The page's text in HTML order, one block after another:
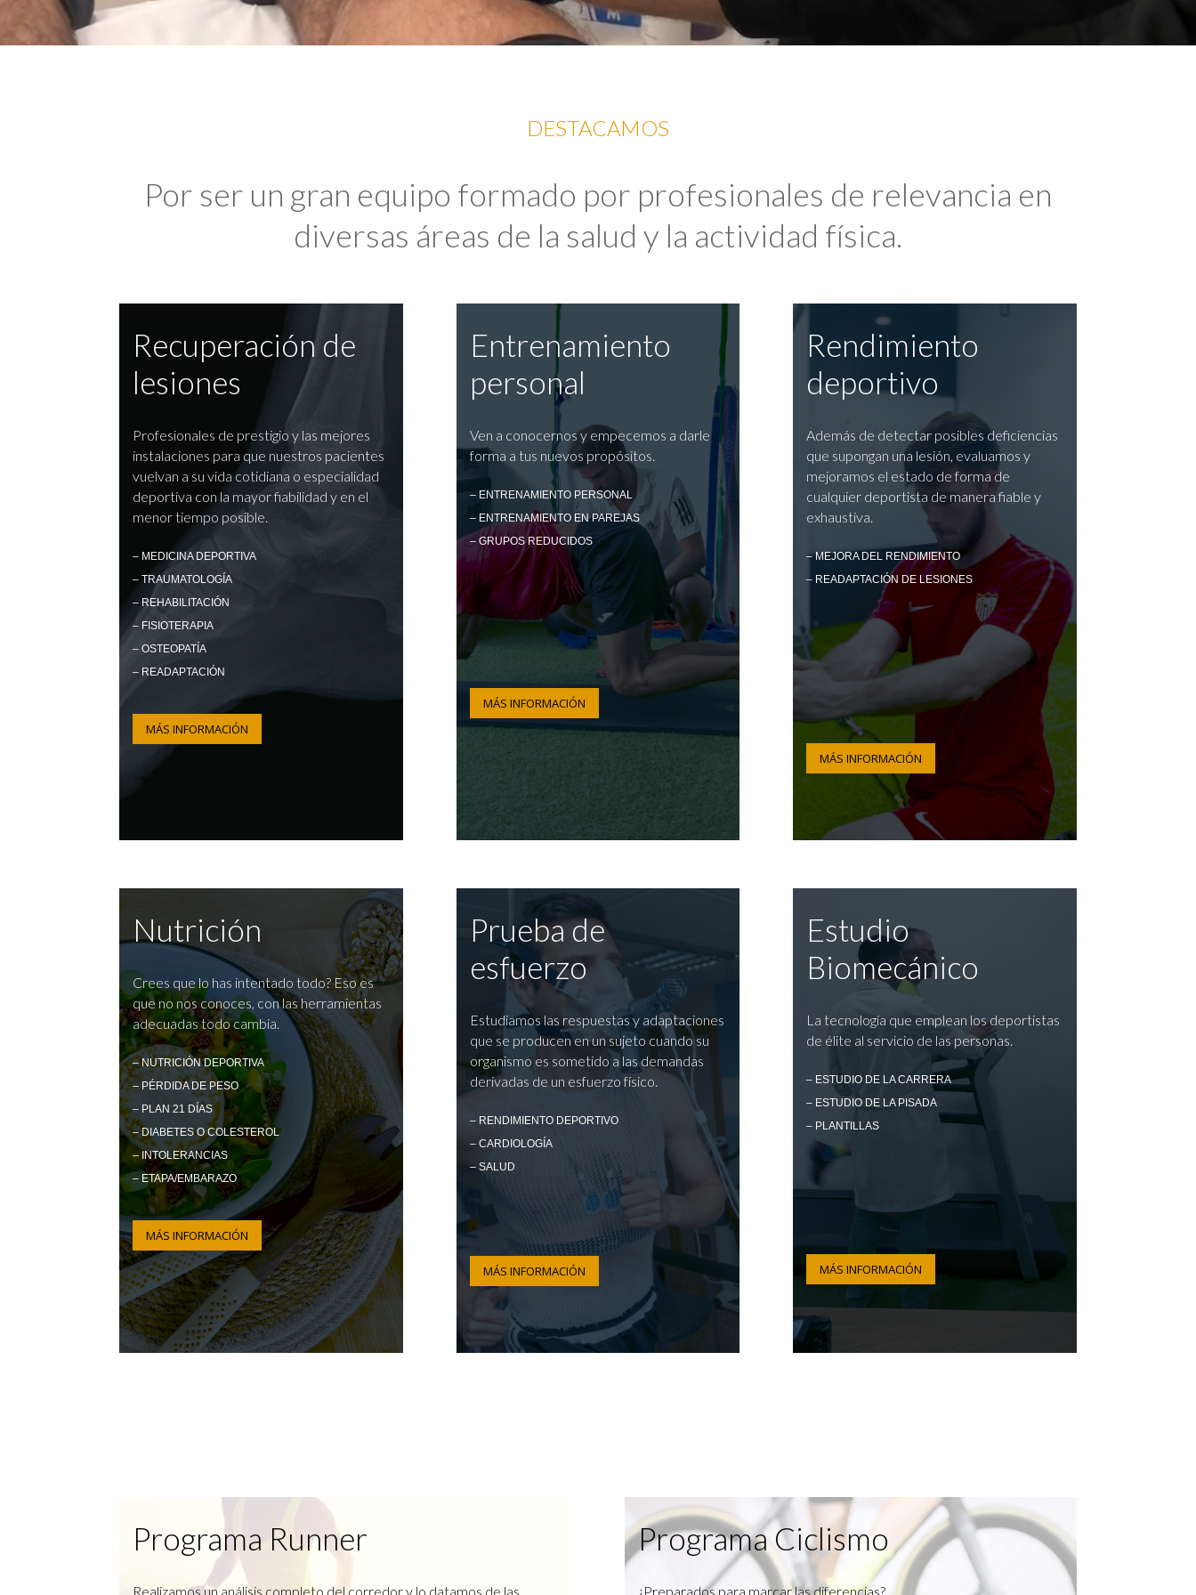
DESTACAMOS
Por ser un gran equipo formado por profesionales de relevancia en
diversas áreas de la salud y la actividad física.
Recuperación de
lesiones
Profesionales de prestigio y las mejores
instalaciones para que nuestros pacientes
vuelvan a su vida cotidiana o especialidad
deportiva con la mayor fiabilidad y en el
menor tiempo posible.
– MEDICINA DEPORTIVA
– TRAUMATOLOGÍA
– REHABILITACIÓN
– FISIOTERAPIA
– OSTEOPATÍA
– READAPTACIÓN
MÁS INFORMACIÓN
Entrenamiento
personal
Ven a conocernos y empecemos a darle
forma a tus nuevos propósitos.
– ENTRENAMIENTO PERSONAL
– ENTRENAMIENTO EN PAREJAS
– GRUPOS REDUCIDOS
MÁS INFORMACIÓN
Rendimiento
deportivo
Además de detectar posibles deficiencias
que supongan una lesión, evaluamos y
mejoramos el estado de forma de
cualquier deportista de manera fiable y
exhaustiva.
– MEJORA DEL RENDIMIENTO
– READAPTACIÓN DE LESIONES
MÁS INFORMACIÓN
Nutrición
Crees que lo has intentado todo? Eso es
que no nos conoces, con las herramientas
adecuadas todo cambia.
– NUTRICIÓN DEPORTIVA
– PÉRDIDA DE PESO
– PLAN 21 DÍAS
– DIABETES O COLESTEROL
– INTOLERANCIAS
– ETAPA/EMBARAZO
MÁS INFORMACIÓN
Prueba de
esfuerzo
Estudiamos las respuestas y adaptaciones
que se producen en un sujeto cuando su
organismo es sometido a las demandas
derivadas de un esfuerzo físico.
– RENDIMIENTO DEPORTIVO
– CARDIOLOGÍA
– SALUD
MÁS INFORMACIÓN
Estudio
Biomecánico
La tecnología que emplean los deportistas
de élite al servicio de las personas.
– ESTUDIO DE LA CARRERA
– ESTUDIO DE LA PISADA
– PLANTILLAS
MÁS INFORMACIÓN
Programa Runner
Realizamos un análisis completo del corredor y lo datamos de las
Programa Ciclismo
¿Preparados para marcar las diferencias?